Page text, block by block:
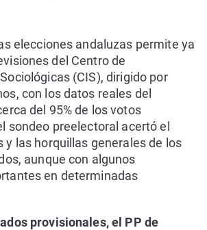
elecciones andaluzas permite ya
del Centro de
(CIS), dirigido por
con los datos reales del
del 95% de los votos
sondeo preelectoral acertó el
y las horquillas generales de los
aunque con algunos
en determinadas
provisionales, el PP de